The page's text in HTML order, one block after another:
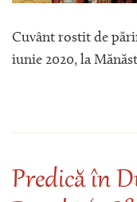
Cuvânt rostit de
iunie 2020, la
Predică în